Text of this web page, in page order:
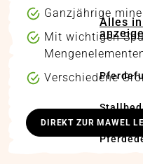
Alles
Ganzjährige
Mit wichtigen
Verschiedene
DIREKT ZUR MAWEL